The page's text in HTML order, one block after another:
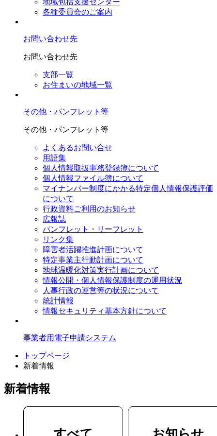
各種委員会のご案内
お問い合わせ先
お問い合わせ先
支部一覧
お住まいの地域一覧
その他・パンフレット等
その他・パンフレット等
よくあるお問い合せ
用語集
個人情報取扱事務登録簿について
個人情報ファイル簿について
マイナンバー制度にかかる特定個人情報保護評価
について
行政資料ご利用のお知らせ
広報誌
パンフレット・リーフレット
リンク集
障害者活躍推進計画について
特定事業主行動計画について
地球温暖化対策実行計画について
情報公開・個人情報保護制度の運用状況
人事行政の運営等の状況について
統計情報
情報セキュリティ基本方針について
事業者用電子申請システム
トップページ
新着情報
新着情報